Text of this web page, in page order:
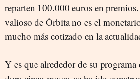
reparten 100.000 euros en
valioso de Órbita no es el
mucho más cotizado en la
Y es que alrededor de su programa